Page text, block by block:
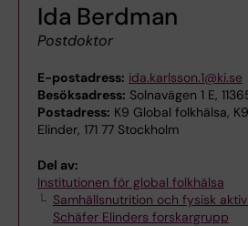
Ida Berdman
Postdoktor
E-postadress: ida.karlsson.1@ki.se
Besöksadress: Solnavägen 1 E,
Postadress: K9 Global folkhälsa,
Elinder, 171 77 Stockholm
Del av:
Institutionen för global folkhälsa
Samhällsnutrition och fysisk
Schäfer Elinders forskargrupp